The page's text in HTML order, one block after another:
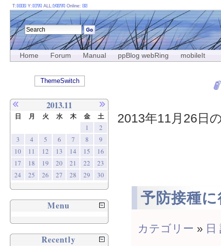
Home Forum Manual ppBlog webRing mobileIt
2013年11月26日
予防接種
カテゴリー » 日
T: Y: ALL: Online:
ThemeSwitch
2013.11
日 月 火 水 木 金 土
1
2
3
4 5 6 7 8
9
10
11 12 13 14 15
16
17
18 19 20 21 22
23
24
25 26 27 28 29 30
Menu
Recently